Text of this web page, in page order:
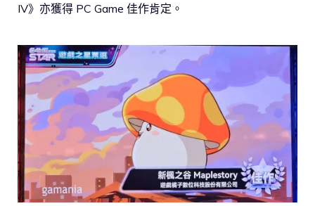
IV》亦獲得 PC Game 佳作肯定。